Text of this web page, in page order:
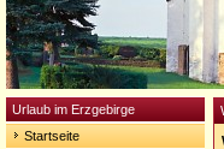
Urlaub im Erzgebirge
Startseite